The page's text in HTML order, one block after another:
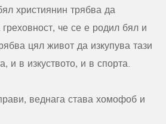
християнин трябва да
че се е родил бял и
цял живот да изкупува тази
и в изкуството, и в спорта.
веднага става хомофоб и